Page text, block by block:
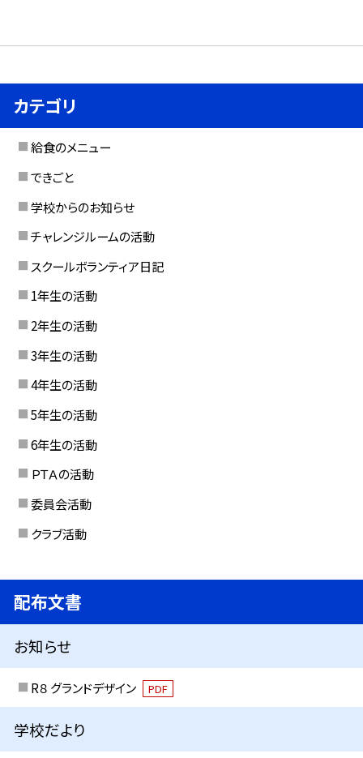
カテゴリ
給食のメニュー
できごと
学校からのお知らせ
チャレンジルームの活動
スクールボランティア日記
1年生の活動
2年生の活動
3年生の活動
4年生の活動
5年生の活動
6年生の活動
ＰＴＡの活動
委員会活動
クラブ活動
配布文書
お知らせ
R８ グランドデザイン PDF
学校だより